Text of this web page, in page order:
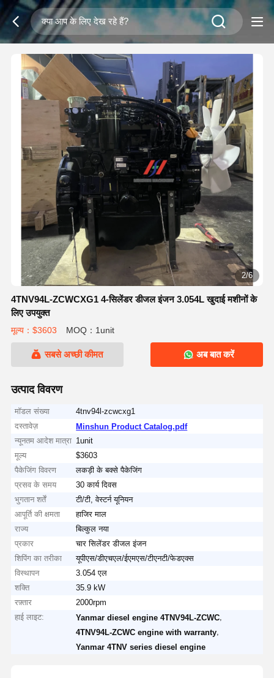
2/6
4TNV94L-ZCWCXG1 4-सिलेंडर डीजल इंजन 3.054L खुदाई मशीनों के
लिए उपयुक्त
मूल्य：$3603 MOQ：1unit
सबसे अच्छी कीमत अब बात करें
उत्पाद विवरण
मॉडल संख्या
4tnv94l-zcwcxg1
दस्तावेज़
Minshun Product Catalog.pdf
न्यूनतम आदेश मात्रा 1unit
मूल्य
$3603
पैकेजिंग विवरण
लकड़ी के बक्से पैकेजिंग
प्रसव के समय
30 कार्य दिवस
भुगतान शर्तें
टी/टी, वेस्टर्न यूनियन
आपूर्ति की क्षमता
हाजिर माल
राज्य
बिल्कुल नया
प्रकार
चार सिलेंडर डीजल इंजन
शिपिंग का तरीका
यूपीएस/डीएचएल/ईएमएस/टीएनटी/फेडएक्स
विस्थापन
3.054 एल
शक्ति
35.9 kW
रफ़्तार
2000rpm
हाई लाइट:
Yanmar diesel engine 4TNV94L-ZCWC
4TNV94L-ZCWC engine with warranty
Yanmar 4TNV series diesel engine